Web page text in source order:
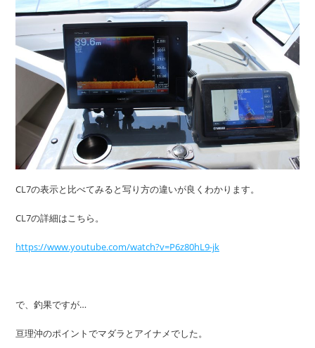
CL7の表示と比べてみると写り方の違いが良くわかります。
CL7の詳細はこちら。
https://www.youtube.com/watch?v=P6z80hL9-jk
で、釣果ですが…
亘理沖のポイントでマダラとアイナメでした。